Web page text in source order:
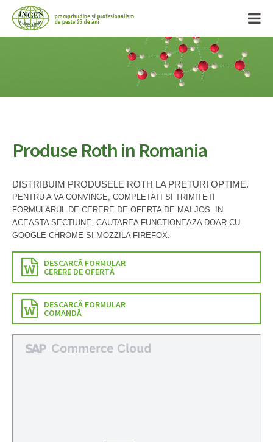
Produse Roth in Romania
DISTRIBUIM PRODUSELE ROTH LA PRETURI OPTIME.
PENTRU A VA CONVINGE, COMPLETATI SI TRIMITETI
FORMULARUL DE CERERE DE OFERTA DE MAI JOS.
IN
ACEASTA SECTIUNE, CAUTAREA FUNCTIONEAZA DOAR CU
GOOGLE CHROME SI MOZZILA FIREFOX.
DESCARCĂ FORMULAR
CERERE DE OFERTĂ
DESCARCĂ FORMULAR
COMANDĂ